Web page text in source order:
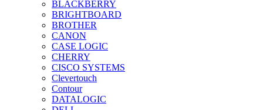
BLACKBERRY
BRIGHTBOARD
BROTHER
CANON
CASE LOGIC
CHERRY
CISCO SYSTEMS
Clevertouch
Contour
DATALOGIC